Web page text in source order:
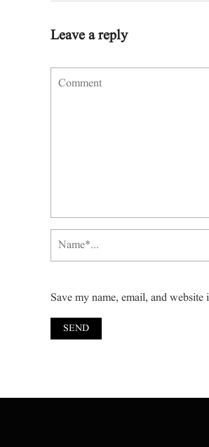
Leave a reply
Save my name, email, and